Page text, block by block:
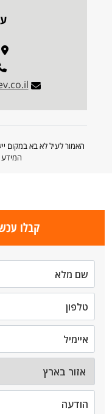
האמור לעיל לא בא במקום
קבלו